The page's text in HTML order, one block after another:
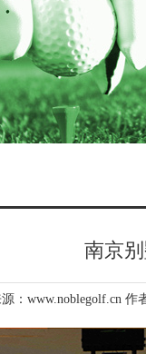
南京
：www.noblegolf.cn 作